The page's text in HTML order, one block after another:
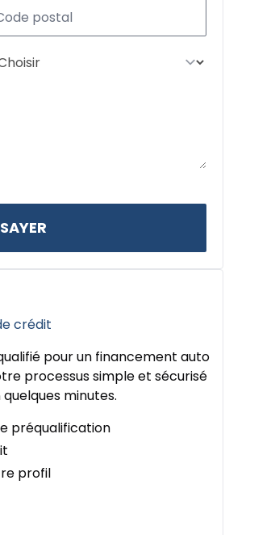
crédit
pour un financement auto
processus simple et sécurisé
minutes.
préqualification
profil